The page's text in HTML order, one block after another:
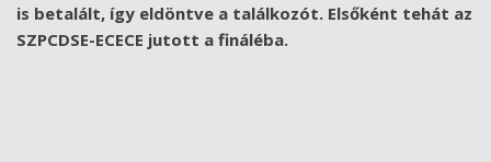
is betalált, így eldöntve a találkozót. Elsőként tehát az
SZPCDSE-ECECE jutott a fináléba.